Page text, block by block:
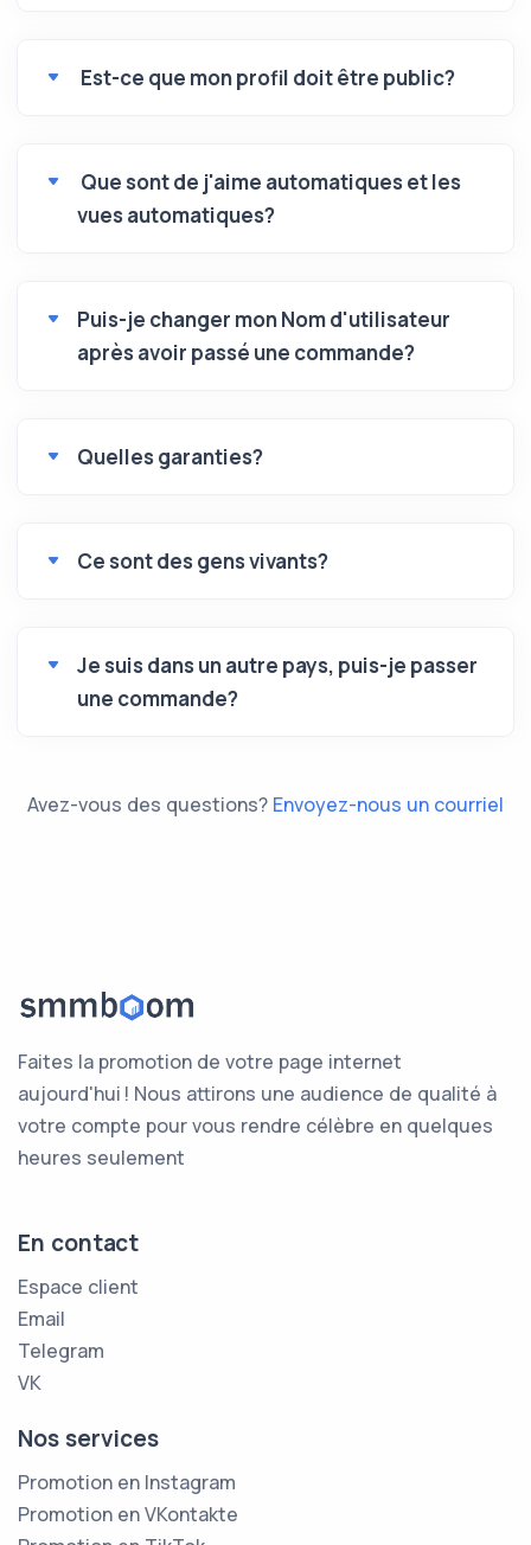
Est-ce que mon profil doit être public?
Que sont de j'aime automatiques et les
vues automatiques?
Puis-je changer mon Nom d'utilisateur
après avoir passé une commande?
Quelles garanties?
Ce sont des gens vivants?
Je suis dans un autre pays, puis-je passer
une commande?
Avez-vous des questions? Envoyez-nous un courriel
Faites la promotion de votre page internet
aujourd'hui ! Nous attirons une audience de qualité à
votre compte pour vous rendre célèbre en quelques
heures seulement
En contact
Espace client
Email
Telegram
VK
Nos services
Promotion en Instagram
Promotion en VKontakte